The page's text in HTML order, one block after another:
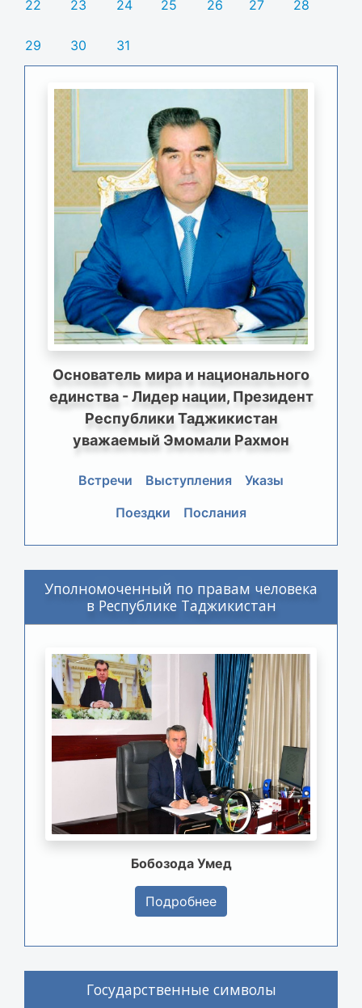
22 23 24 25 26 27 28
29 30 31
Основатель мира и национального
единства - Лидер нации, Президент
Республики Таджикистан
уважаемый Эмомали Рахмон
Встречи Выступления
Указы
Поездки
Послания
Уполномоченный по правам человека
в Республике Таджикистан
Бобозода Умед
Подробнее
Государственные символы